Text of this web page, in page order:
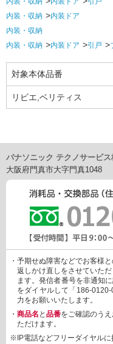
内装・収納
内装ドア
内装・収納
内装・収納
内装ドア 引戸
対象本体品番
リビエ,ベリティス
パナソニック テクノサービ
大阪府門真市大字門真1048
・予期せぬ障害などでお客様
返しかけ直しをさせていただ
ます。発信者番号を非通知
をダイヤルして「186-
力をお願いいたします。
・ 商品名 と 品番をご確認のう
ただけます。
※IP電話などフリーダイヤル